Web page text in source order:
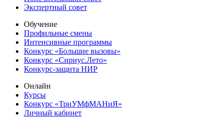
Экспертный совет
Обучение
Профильные смены
Интенсивные программы
Конкурс «Большие вызовы»
Конкурс «Сириус.Лето»
Конкурс-защита НИР
Онлайн
Курсы
Конкурс «ТриУМфМАНиЯ»
Личный кабинет